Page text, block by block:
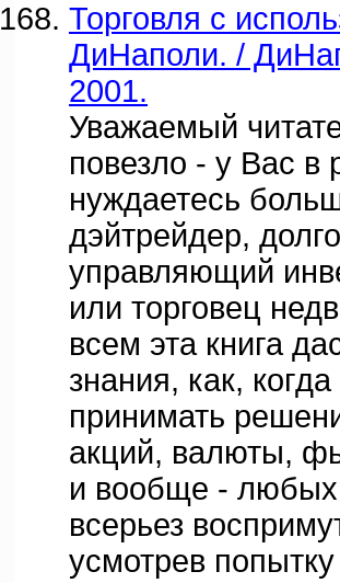
Торговля с
ДиНаполи. /
2001.
Уважаемый
повезло - у Вас в
нуждаетесь
дэйтрейдер,
управляющий
или торговец
всем эта книга
знания, как,
принимать
акций, валюты,
и вообще - любых
всерьез
усмотрев